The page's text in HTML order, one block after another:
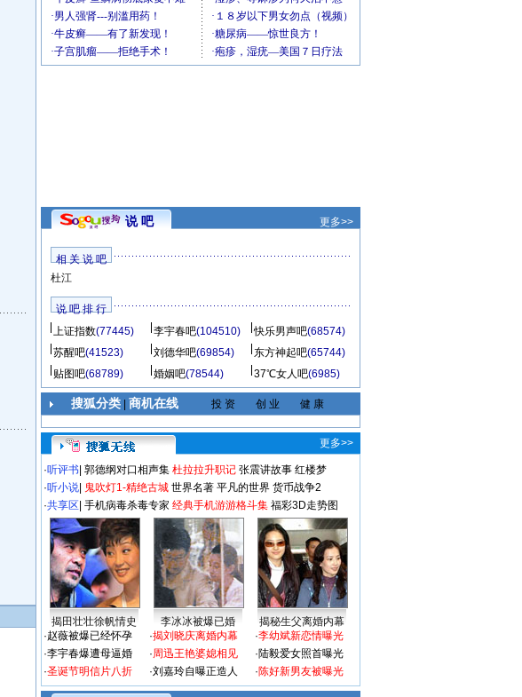
说 吧 更多>>
相 关 说 吧
杜江
说 吧 排 行
上证指数(77445) 李宇春吧(104510) 快乐男声吧(68574)
苏醒吧(41523) 刘德华吧(69854) 东方神起吧(65744)
贴图吧(68789) 婚姻吧(78544) 37℃女人吧(6985)
搜狐分类| 商机在线 投 资 创 业 健 康
更多>>
·听评书 郭德纲对口相声集 杜拉拉升职记 张震讲故事 红楼梦
·听小说 鬼吹灯1-精绝古城 世界名著 平凡的世界 货币战争2
·共享区 手机病毒杀毒专家 经典手机游游格斗集 福彩3D走势图
揭田壮壮徐帆情史 李冰冰被爆已婚
揭秘生父离婚内幕
·赵薇被爆已经怀孕
·李宇春爆遭母逼婚
·圣诞节明信片八折
·揭刘晓庆离婚内幕
·周迅王艳婆媳相见
·刘嘉玲自曝正造人
·李幼斌新恋情曝光
·陆毅爱女照首曝光
·陈好新男友被曝光